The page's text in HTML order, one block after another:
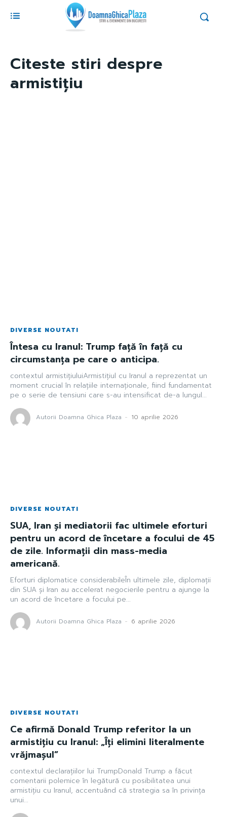
Citeste stiri despre
armistițiu
DIVERSE NOUTATI
Întesa cu Iranul: Trump față în față cu
circumstanța pe care o anticipa.
contextul armistițiuluiArmistițiul cu Iranul a reprezentat un
moment crucial în relațiile internaționale, fiind fundamentat
pe o serie de tensiuni care s-au intensificat de-a lungul...
Autorii Doamna Ghica Plaza - 10 aprilie 2026
DIVERSE NOUTATI
SUA, Iran și mediatorii fac ultimele eforturi
pentru un acord de încetare a focului de 45
de zile. Informații din mass-media
americană.
Eforturi diplomatice considerabileÎn ultimele zile, diplomații
din SUA și Iran au accelerat negocierile pentru a ajunge la
un acord de încetare a focului pe...
Autorii Doamna Ghica Plaza - 6 aprilie 2026
DIVERSE NOUTATI
Ce afirmă Donald Trump referitor la un
armistițiu cu Iranul: „Îți elimini literalmente
vrăjmașul”
contextul declarațiilor lui TrumpDonald Trump a făcut
comentarii polemice în legătură cu posibilitatea unui
armistițiu cu Iranul, accentuând că strategia sa în privința
unui...